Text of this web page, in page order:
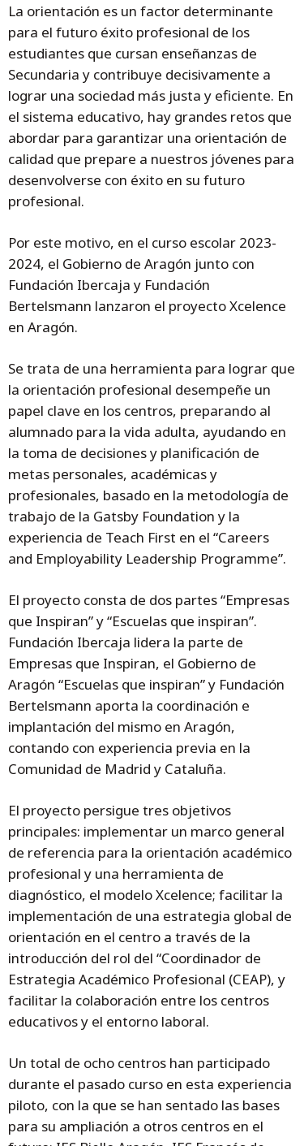
La orientación es un factor determinante
para el futuro éxito profesional de los
estudiantes que cursan enseñanzas de
Secundaria y contribuye decisivamente a
lograr una sociedad más justa y eficiente. En
el sistema educativo, hay grandes retos que
abordar para garantizar una orientación de
calidad que prepare a nuestros jóvenes para
desenvolverse con éxito en su futuro
profesional.
Por este motivo, en el curso escolar 2023-
2024, el Gobierno de Aragón junto con
Fundación Ibercaja y Fundación
Bertelsmann lanzaron el proyecto Xcelence
en Aragón.
Se trata de una herramienta para lograr que
la orientación profesional desempeñe un
papel clave en los centros, preparando al
alumnado para la vida adulta, ayudando en
la toma de decisiones y planificación de
metas personales, académicas y
profesionales, basado en la metodología de
trabajo de la Gatsby Foundation y la
experiencia de Teach First en el “Careers
and Employability Leadership Programme”.
El proyecto consta de dos partes “Empresas
que Inspiran” y “Escuelas que inspiran”.
Fundación Ibercaja lidera la parte de
Empresas que Inspiran, el Gobierno de
Aragón “Escuelas que inspiran” y Fundación
Bertelsmann aporta la coordinación e
implantación del mismo en Aragón,
contando con experiencia previa en la
Comunidad de Madrid y Cataluña.
El proyecto persigue tres objetivos
principales: implementar un marco general
de referencia para la orientación académico
profesional y una herramienta de
diagnóstico, el modelo Xcelence; facilitar la
implementación de una estrategia global de
orientación en el centro a través de la
introducción del rol del “Coordinador de
Estrategia Académico Profesional (CEAP), y
facilitar la colaboración entre los centros
educativos y el entorno laboral.
Un total de ocho centros han participado
durante el pasado curso en esta experiencia
piloto, con la que se han sentado las bases
para su ampliación a otros centros en el